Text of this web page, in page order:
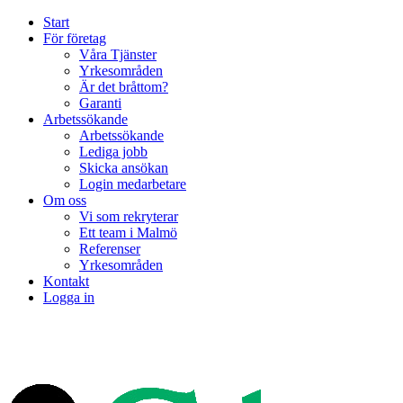
Start
För företag
Våra Tjänster
Yrkesområden
Är det bråttom?
Garanti
Arbetssökande
Arbetssökande
Lediga jobb
Skicka ansökan
Login medarbetare
Om oss
Vi som rekryterar
Ett team i Malmö
Referenser
Yrkesområden
Kontakt
Logga in